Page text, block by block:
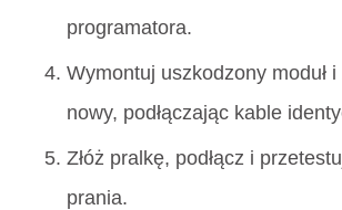
programatora.
Wymontuj uszkodzony moduł
nowy, podłączając kable
Złóż pralkę, podłącz i
prania.